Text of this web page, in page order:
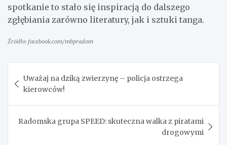
spotkanie to stało się inspiracją do dalszego
zgłębiania zarówno literatury, jak i sztuki tanga.
Źródło: facebook.com/mbpradom
wpisu
Uważaj na dziką zwierzynę – policja ostrzega
kierowców!
Radomska grupa SPEED: skuteczna walka z piratami
drogowymi